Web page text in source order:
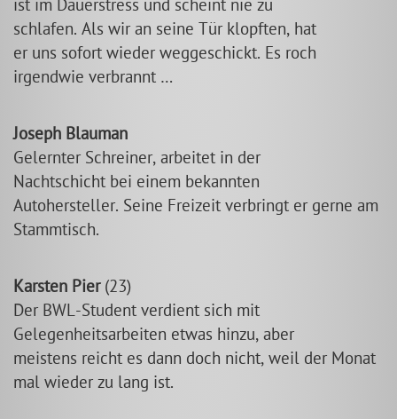
ist im Dauerstress und scheint nie zu
schlafen. Als wir an seine Tür klopften, hat
er uns sofort wieder weggeschickt. Es roch
irgendwie verbrannt …
Joseph Blauman
Gelernter Schreiner, arbeitet in der
Nachtschicht bei einem bekannten
Autohersteller. Seine Freizeit verbringt er gerne am
Stammtisch.
Karsten Pier(23)
Der BWL-Student verdient sich mit
Gelegenheitsarbeiten etwas hinzu, aber
meistens reicht es dann doch nicht, weil der Monat
mal wieder zu lang ist.